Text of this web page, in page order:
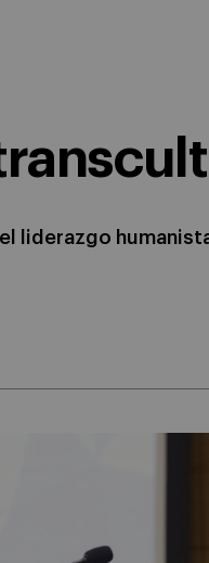
liderazgo